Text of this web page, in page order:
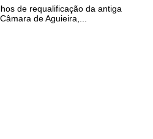
de requalificação da antiga
de Aguieira,...